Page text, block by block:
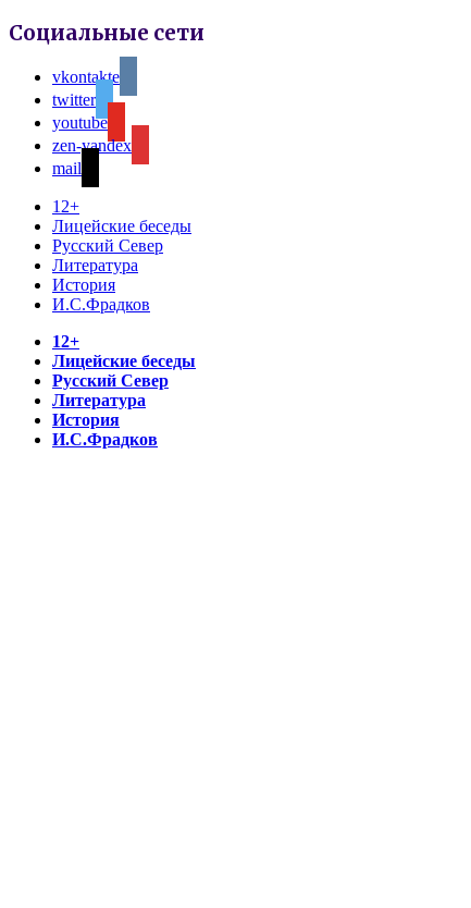
Социальные сети
vkontakte
twitter
youtube
zen-yandex
mail
12+
Лицейские беседы
Русский Север
Литература
История
И.С.Фрадков
12+
Лицейские беседы
Русский Север
Литература
История
И.С.Фрадков